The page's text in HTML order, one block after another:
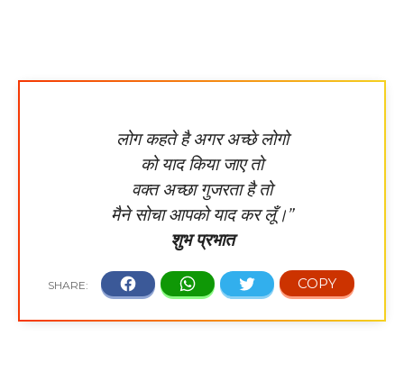
लोग कहते है अगर अच्छे लोगो
को याद किया जाए तो
वक्त अच्छा गुजरता है तो
मैने सोचा आपको याद कर लूँ।”
शुभ प्रभात